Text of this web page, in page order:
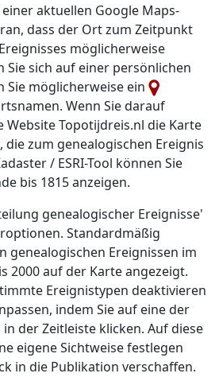
aktuellen Google Maps-
dass der Ort zum Zeitpunkt
möglicherweise
Sie sich auf einer persönlichen
Sie möglicherweise ein
Wenn Sie darauf
Website Topotijdreis.nl die Karte
die zum genealogischen Ereignis
/ ESRI-Tool können Sie
bis 1815 anzeigen.
genealogischer Ereignisse'
Standardmäßig
genealogischen Ereignissen im
2000 auf der Karte angezeigt.
Ereignistypen deaktivieren
indem Sie auf eine der
der Zeitleiste klicken. Auf diese
eigene Sichtweise festlegen
in die Publikation verschaffen.